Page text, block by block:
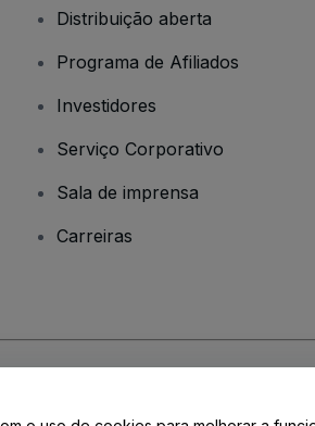
Distribuição aberta
Programa de Afiliados
Investidores
Serviço Corporativo
Sala de imprensa
Carreiras